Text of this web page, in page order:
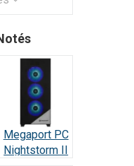
Megaport PC
Nightstorm II